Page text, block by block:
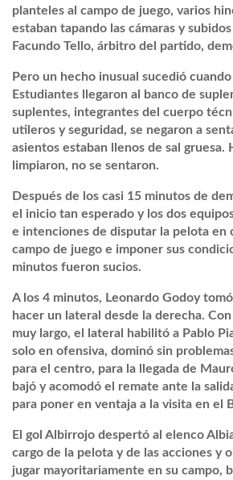
planteles al campo de juego, varios
estaban tapando las cámaras y
Facundo Tello, árbitro del partido,
Pero un hecho inusual sucedió
Estudiantes llegaron al banco de
suplentes, integrantes del cuerpo
utileros y seguridad, se negaron a
asientos estaban llenos de sal gruesa.
limpiaron, no se sentaron.
Después de los casi 15 minutos de
el inicio tan esperado y los dos
e intenciones de disputar la pelota en
campo de juego e imponer sus
minutos fueron sucios.
A los 4 minutos, Leonardo Godoy
hacer un lateral desde la derecha.
muy largo, el lateral habilitó a Pablo
solo en ofensiva, dominó sin
para el centro, para la llegada de
bajó y acomodó el remate ante la
para poner en ventaja a la visita en el
El gol Albirrojo despertó al elenco
cargo de la pelota y de las acciones y
jugar mayoritariamente en su campo,